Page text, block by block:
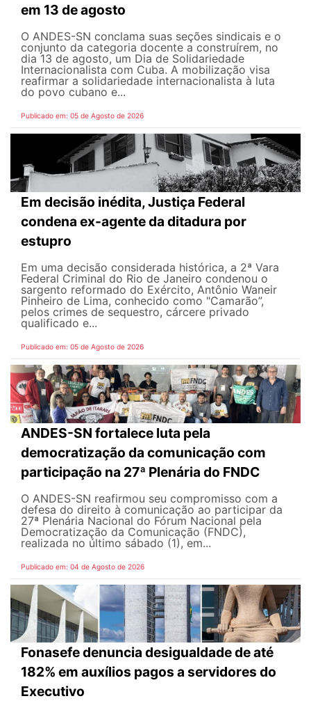
em 13 de agosto
O ANDES-SN conclama suas seções sindicais e o
conjunto da categoria docente a construírem, no
dia 13 de agosto, um Dia de Solidariedade
Internacionalista com Cuba. A mobilização visa
reafirmar a solidariedade internacionalista à luta
do povo cubano e...
Publicado em: 05 de Agosto de 2026
Em decisão inédita, Justiça Federal
condena ex-agente da ditadura por
estupro
Em uma decisão considerada histórica, a 2ª Vara
Federal Criminal do Rio de Janeiro condenou o
sargento reformado do Exército, Antônio Waneir
Pinheiro de Lima, conhecido como "Camarão”,
pelos crimes de sequestro, cárcere privado
qualificado e...
Publicado em: 05 de Agosto de 2026
ANDES-SN fortalece luta pela
democratização da comunicação com
participação na 27ª Plenária do FNDC
O ANDES-SN reafirmou seu compromisso com a
defesa do direito à comunicação ao participar da
27ª Plenária Nacional do Fórum Nacional pela
Democratização da Comunicação (FNDC),
realizada no último sábado (1), em...
Publicado em: 04 de Agosto de 2026
Fonasefe denuncia desigualdade de até
182% em auxílios pagos a servidores do
Executivo